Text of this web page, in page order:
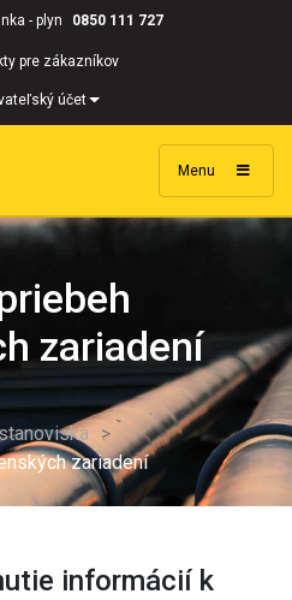
- plyn 0850 111 727
pre zákazníkov
účet
Menu
zariadení
>
zariadení
informácií k